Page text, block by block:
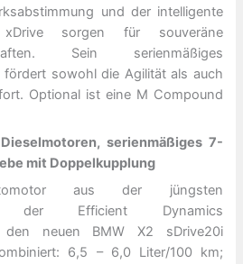
und der intelligente
xDrive sorgen für souveräne
Sein serienmäßiges
sowohl die Agilität als auch
Optional ist eine M Compound
serienmäßiges 7-
mit Doppelkupplung
aus der jüngsten
der Efficient Dynamics
den neuen BMW X2 sDrive20i
6,5 – 6,0 Liter/100 km;